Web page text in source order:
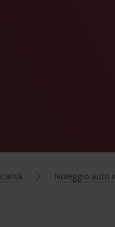
Noleggio auto